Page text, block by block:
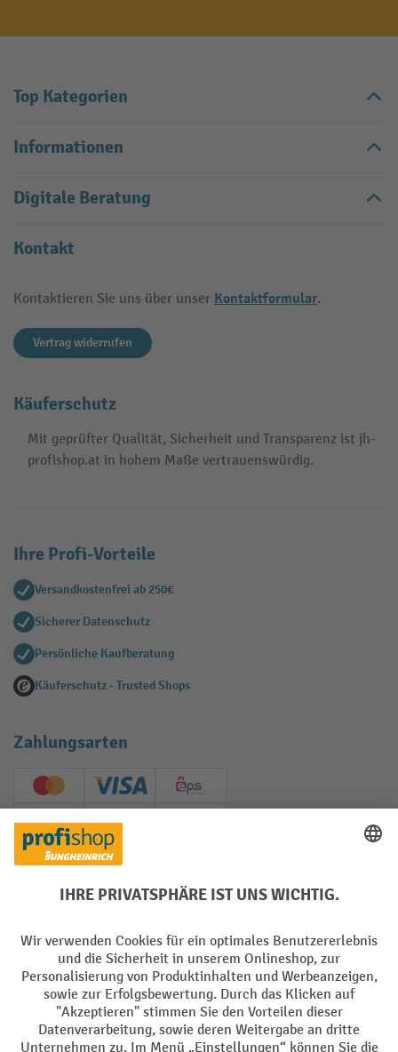
Top Kategorien
Informationen
Digitale Beratung
Kontakt
Kontaktieren Sie uns über unser Kontaktformular.
Vertrag widerrufen
Käuferschutz
Mit geprüfter Qualität, Sicherheit und Transparenz ist jh-
profishop.at in hohem Maße vertrauenswürdig.
Ihre Profi-Vorteile
Versandkostenfrei ab 250€
Sicherer Datenschutz
Persönliche Kaufberatung
Käuferschutz - Trusted Shops
Zahlungsarten
Creditcard (Master)Creditcard (Visa)
EPS
PayPal
Soziale Netzwerke
Impressum Datenschutz
Barrierefreiheit Privacy Settings